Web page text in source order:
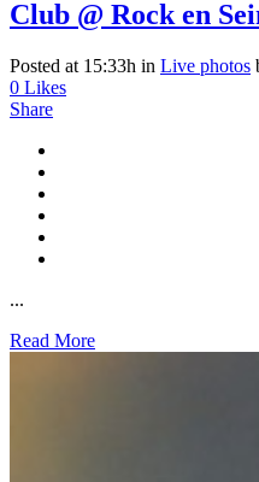
Club @ Rock en
Posted at 15:33h in Live photos
0 Likes
Share
...
Read More